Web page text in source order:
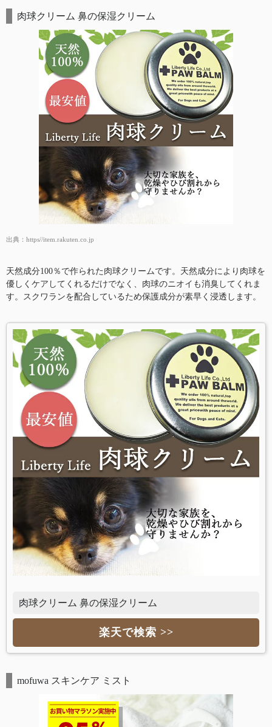
肉球クリーム 鼻の保湿クリーム
出典： https//item.rakuten.co.jp
天然成分100％で作られた肉球クリームです。天然成分により肉球を
優しくケアしてくれるだけでなく、肉球のニオイも消臭してくれま
す。スクワランを配合しているため保護成分が素早く浸透します。
肉球クリーム 鼻の保湿クリーム
楽天で検索 >>
mofuwa スキンケア ミスト